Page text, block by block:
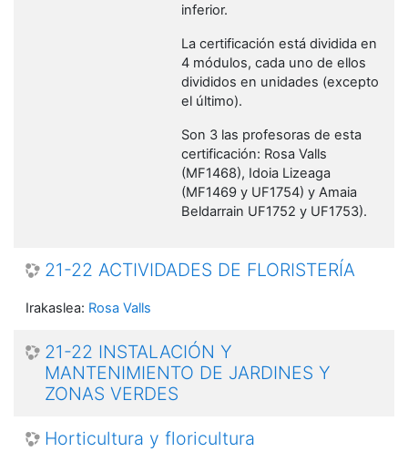
inferior.
La certificación está dividida en
4 módulos, cada uno de ellos
divididos en unidades (excepto
el último).
Son 3 las profesoras de esta
certificación: Rosa Valls
(MF1468), Idoia Lizeaga
(MF1469 y UF1754) y Amaia
Beldarrain UF1752 y UF1753).
21-22 ACTIVIDADES DE FLORISTERÍA
Irakaslea: Rosa Valls
21-22 INSTALACIÓN Y
MANTENIMIENTO DE JARDINES Y
ZONAS VERDES
Horticultura y floricultura